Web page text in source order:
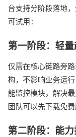
台支持分阶段落地
可试用：
第一阶段：轻
仅需在核心链路旁
构，不影响业务运
能监控模块，解决
团队可以先下载免
第二阶段：能